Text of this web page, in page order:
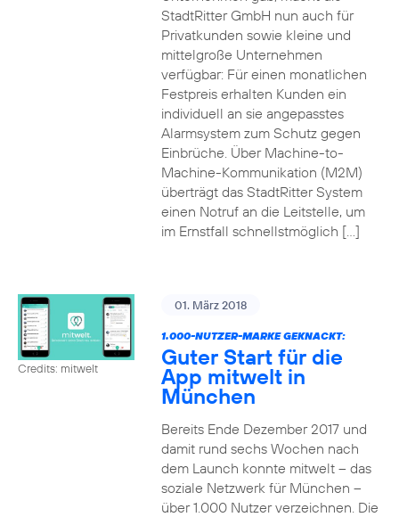
StadtRitter GmbH nun auch für
Privatkunden sowie kleine und
mittelgroße Unternehmen
verfügbar: Für einen monatlichen
Festpreis erhalten Kunden ein
individuell an sie angepasstes
Alarmsystem zum Schutz gegen
Einbrüche. Über Machine-to-
Machine-Kommunikation (M2M)
überträgt das StadtRitter System
einen Notruf an die Leitstelle, um
im Ernstfall schnellstmöglich […]
Credits: mitwelt
01. März 2018
1.000-NUTZER-MARKE GEKNACKT:
Guter Start für die
App mitwelt in
München
Bereits Ende Dezember 2017 und
damit rund sechs Wochen nach
dem Launch konnte mitwelt – das
soziale Netzwerk für München –
über 1.000 Nutzer verzeichnen. Die